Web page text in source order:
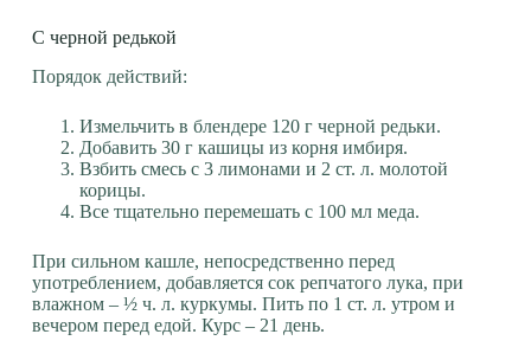
С черной редькой
Порядок действий:
Измельчить в блендере 120 г черной редьки.
Добавить 30 г кашицы из корня имбиря.
Взбить смесь с 3 лимонами и 2 ст. л. молотой
корицы.
Все тщательно перемешать с 100 мл меда.
При сильном кашле, непосредственно перед
употреблением, добавляется сок репчатого лука, при
влажном – ½ ч. л. куркумы. Пить по 1 ст. л. утром и
вечером перед едой. Курс – 21 день.